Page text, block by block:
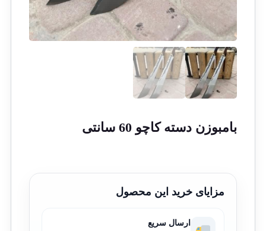
بامبوزن دسته کاچو 60 سانتی
مزایای خرید این محصول
ارسال سریع